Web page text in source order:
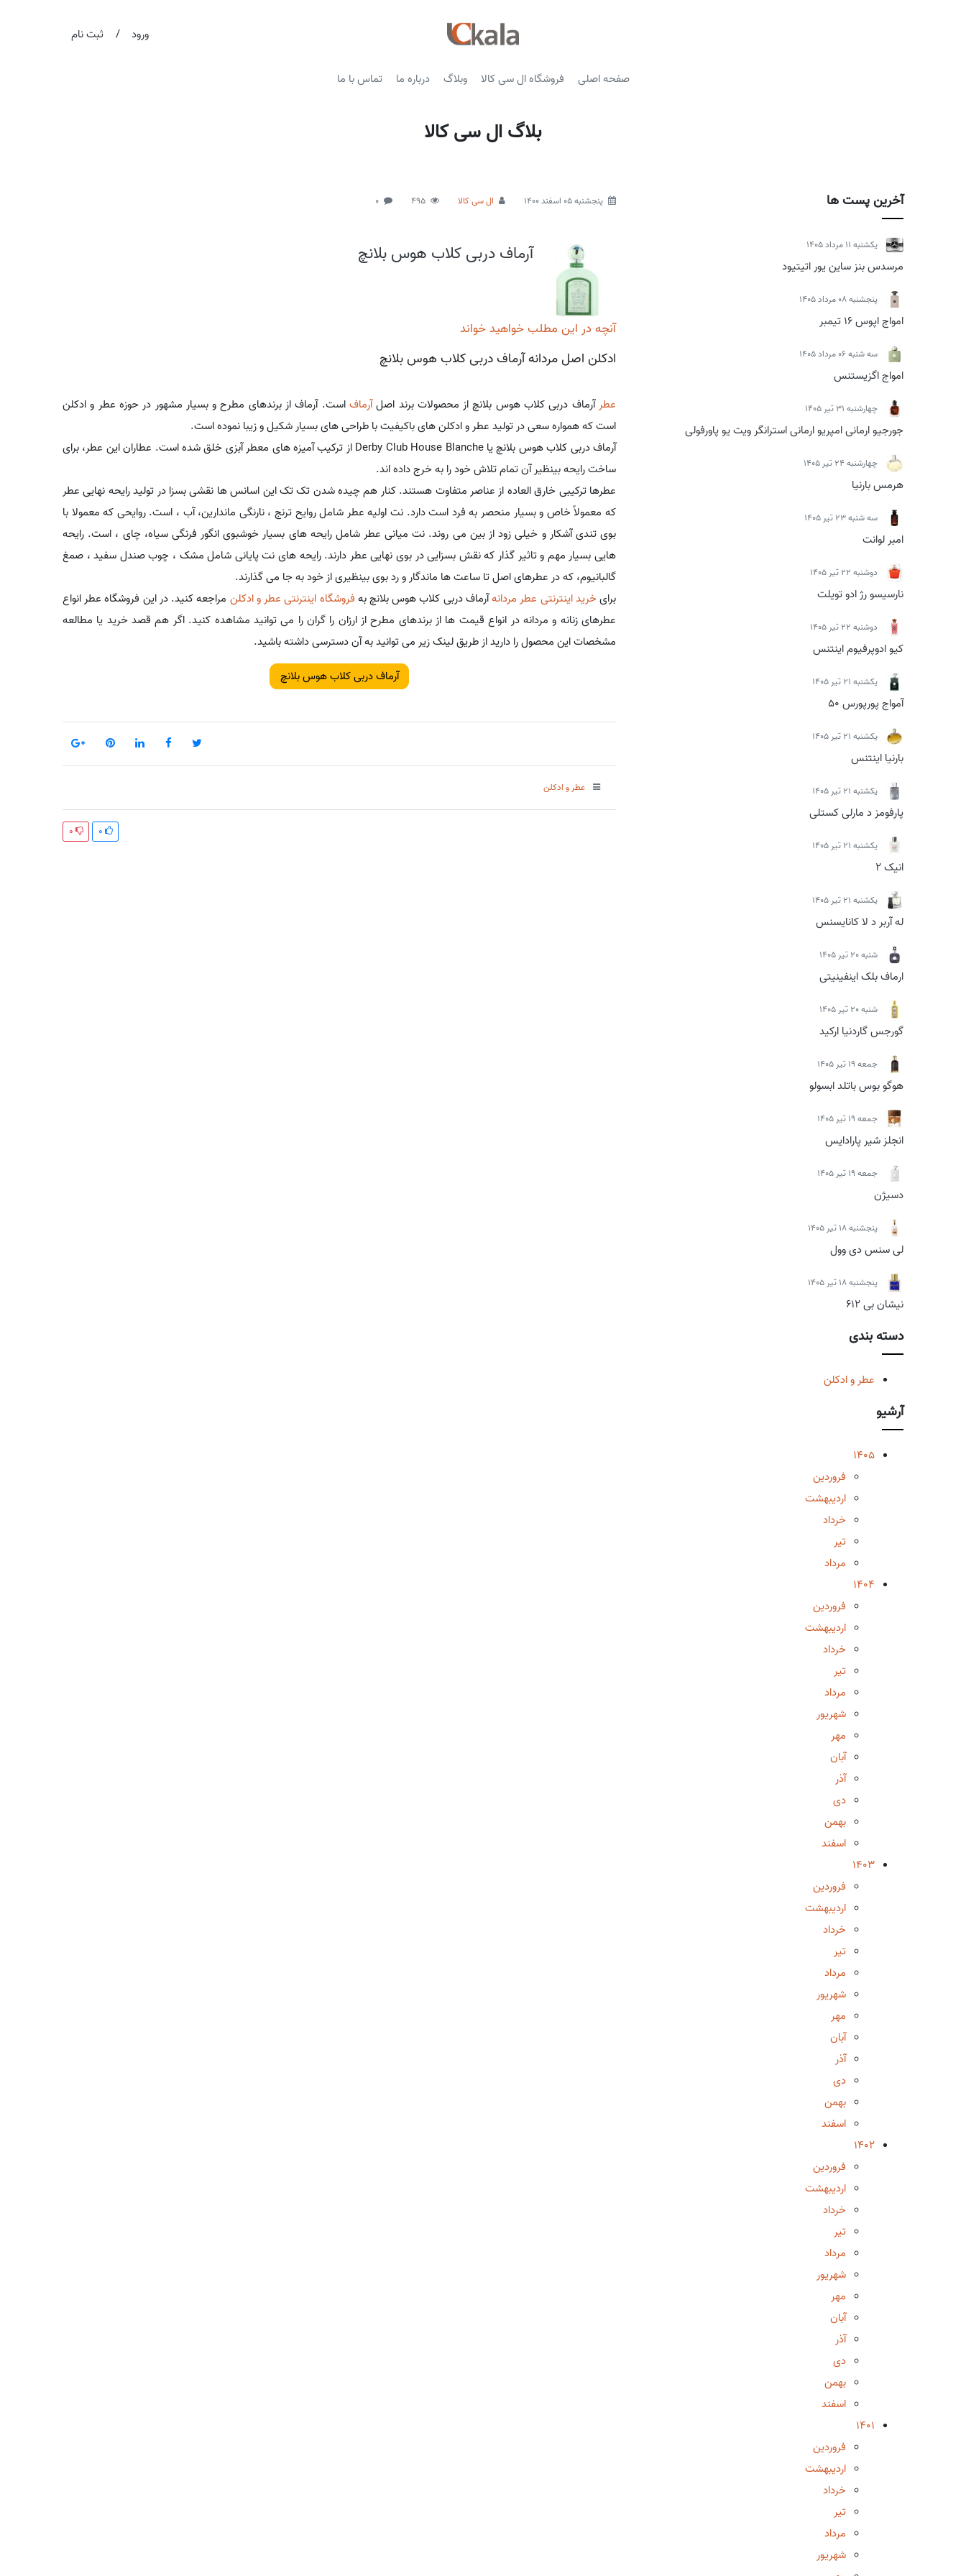
ورود / ثبت نام
صفحه اصلی فروشگاه ال سی کالا وبلاگ درباره ما تماس با ما
بلاگ ال سی کالا
آخرین پست ها
يكشنبه 11 مرداد 1405
مرسدس بنز ساین یور اتیتیود
پنجشنبه 08 مرداد 1405
امواج اپوس 16 تیمبر
سه شنبه 06 مرداد 1405
امواج اگزیستنس
چهارشنبه 31 تیر 1405
جورجیو ارمانی امپریو ارمانی استرانگر ویت یو پاورفولی
چهارشنبه 24 تیر 1405
هرمس بارنیا
سه شنبه 23 تیر 1405
امبر لوانت
دوشنبه 22 تیر 1405
نارسیسو رژ ادو تویلت
دوشنبه 22 تیر 1405
کیو ادوپرفیوم اینتنس
يكشنبه 21 تیر 1405
آمواج پورپورس 50
يكشنبه 21 تیر 1405
بارنیا اینتنس
يكشنبه 21 تیر 1405
پارفومز د مارلی کستلی
يكشنبه 21 تیر 1405
انیک 2
يكشنبه 21 تیر 1405
له آربر د لا کانایسنس
شنبه 20 تیر 1405
ارماف بلک اینفینیتی
شنبه 20 تیر 1405
گورجس گاردنیا ارکید
جمعه 19 تیر 1405
هوگو بوس باتلد ابسولو
جمعه 19 تیر 1405
انجلز شیر پارادایس
جمعه 19 تیر 1405
دسیژن
پنجشنبه 18 تیر 1405
لی سنس دی وول
پنجشنبه 18 تیر 1405
نیشان بی 612
دسته بندی
عطر و ادکلن
آرشیو
1405
فروردین
اردیبهشت
خرداد
تیر
مرداد
1404
فروردین
اردیبهشت
خرداد
تیر
مرداد
شهریور
مهر
آبان
آذر
دی
بهمن
اسفند
1403
فروردین
اردیبهشت
خرداد
تیر
مرداد
شهریور
مهر
آبان
آذر
دی
بهمن
اسفند
1402
فروردین
اردیبهشت
خرداد
تیر
مرداد
شهریور
مهر
آبان
آذر
دی
بهمن
اسفند
1401
فروردین
اردیبهشت
خرداد
تیر
مرداد
شهریور
پنجشنبه 05 اسفند 1400 ال سی کالا 495
0
آرماف دربی کلاب هوس بلانچ
آنچه در این مطلب خواهید خواند
ادکلن اصل مردانه آرماف دربی کلاب هوس بلانچ
عطر آرماف دربی کلاب هوس بلانچ از محصولات برند اصلآرماف است. آرماف از برندهای مطرح و بسیار مشهور در حوزه عطر و ادکلن
است که همواره سعی در تولید عطر و ادکلن های باکیفیت با طراحی های بسیار شکیل و زیبا نموده است.
آرماف دربی کلاب هوس بلانچ یا Derby Club House Blanche از ترکیب آمیزه های معطر آبزی خلق شده است. عطاران این عطر، برای
ساخت رایحه بینظیر آن تمام تلاش خود را به خرج داده اند.
عطرها ترکیبی خارق العاده از عناصر متفاوت هستند. کنار هم چیده شدن تک تک این اسانس ها نقشی بسزا در تولید رایحه نهایی عطر
که معمولاً خاص و بسیار منحصر به فرد است دارد. نت اولیه عطر شامل روایح ترنج ، نارنگی ماندارین، آب ، است. روایحی که معمولا با
بوی تندی آشکار و خیلی زود از بین می روند. نت میانی عطر شامل رایحه های بسیار خوشبوی انگور فرنگی سیاه، چای ، است. رایحه
هایی بسیار مهم و تاثیر گذار که نقش بسزایی در بوی نهایی عطر دارند. رایحه های نت پایانی شامل مشک ، چوب صندل سفید ، صمغ
گالبانیوم، که در عطرهای اصل تا ساعت ها ماندگار و رد بوی بینظیری از خود به جا می گذارند.
برایخرید اینترنتی عطر مردانهآرماف دربی کلاب هوس بلانچ به فروشگاه اینترنتی عطر و ادکلن مراجعه کنید. در این فروشگاه عطر انواع
عطرهای زنانه و مردانه در انواع قیمت ها از برندهای مطرح از ارزان را گران را می توانید مشاهده کنید. اگر هم قصد خرید یا مطالعه
مشخصات این محصول را دارید از طریق لینک زیر می توانید به آن دسترسی داشته باشید.
آرماف دربی کلاب هوس بلانچ
عطر و ادکلن